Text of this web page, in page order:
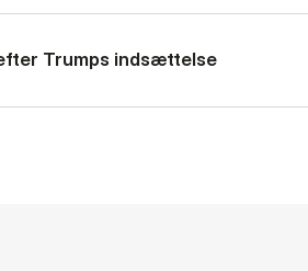
Trumps indsættelse